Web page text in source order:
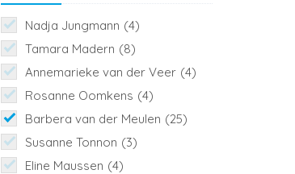
Nadja Jungmann (4)
Tamara Madern (8)
Annemarieke van der Veer (4)
Rosanne Oomkens (4)
Barbera van der Meulen (25)
Susanne Tonnon (3)
Eline Maussen (4)